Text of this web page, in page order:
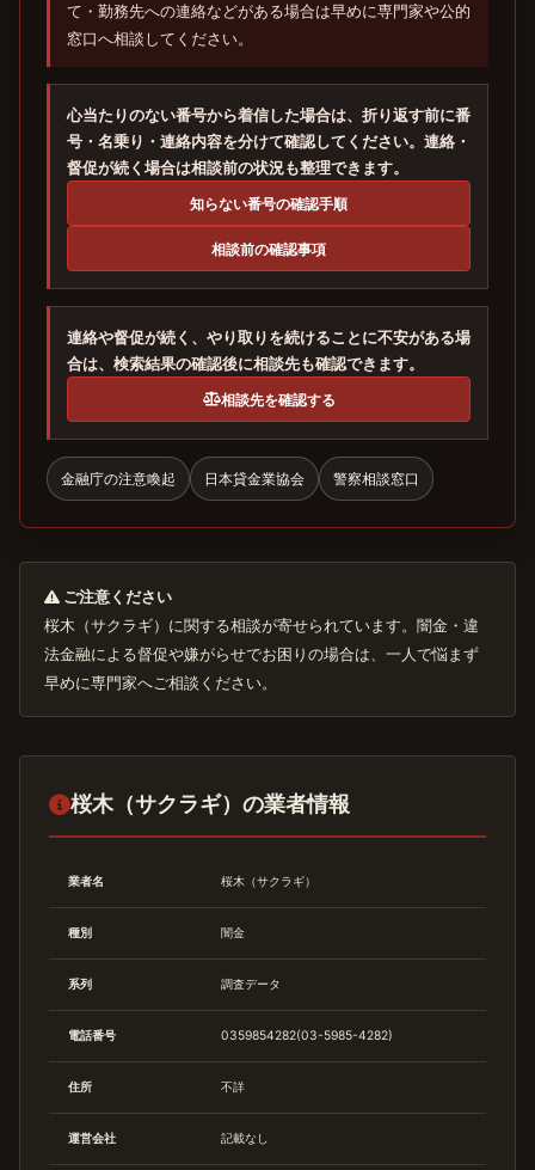
て・勤務先への連絡などがある場合は早めに専門家や公的
窓口へ相談してください。
心当たりのない番号から着信した場合は、折り返す前に番
号・名乗り・連絡内容を分けて確認してください。連絡・
督促が続く場合は相談前の状況も整理できます。
知らない番号の確認手順
相談前の確認事項
連絡や督促が続く、やり取りを続けることに不安がある場
合は、検索結果の確認後に相談先も確認できます。
相談先を確認する
金融庁の注意喚起 日本貸金業協会 警察相談窓口
ご注意ください
桜木（サクラギ）に関する相談が寄せられています。闇金・違
法金融による督促や嫌がらせでお困りの場合は、一人で悩まず
早めに専門家へご相談ください。
桜木（サクラギ）の業者情報
業者名 桜木（サクラギ）
種別 闇金
系列 調査データ
電話番号 0359854282(03-5985-4282)
住所 不詳
運営会社 記載なし